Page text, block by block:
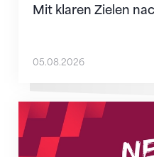
Mit klaren Zielen
05.08.2026
Neue Empfangszeiten